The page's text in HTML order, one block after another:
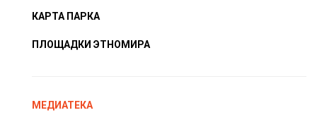
КАРТА ПАРКА
ПЛОЩАДКИ ЭТНОМИРА
МЕДИАТЕКА